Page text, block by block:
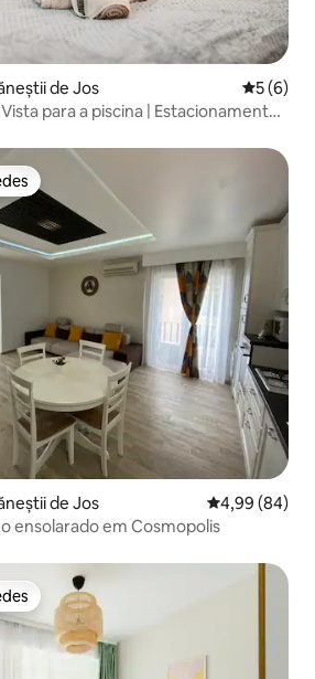
de Jos 5 de
5 (6)
para a piscina | Estacionamento
de Jos 4,99 de uma
4,99 (84)
ensolarado em Cosmopolis